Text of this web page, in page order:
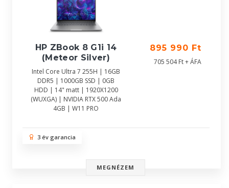
HP ZBook 8 G1i 14
(Meteor Silver)
Intel Core Ultra 7 255H | 16GB
DDR5 | 1000GB SSD | 0GB
HDD | 14" matt | 1920X1200
(WUXGA) | NVIDIA RTX 500 Ada
4GB | W11 PRO
895 990 Ft
705 504 Ft + ÁFA
3 év garancia
MEGNÉZEM